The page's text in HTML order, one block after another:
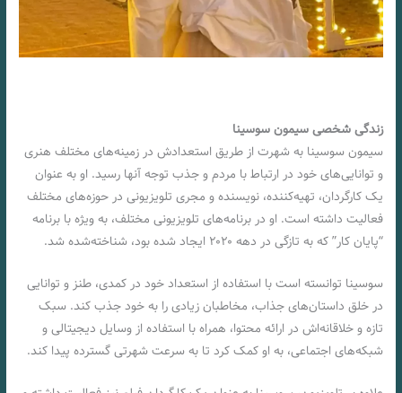
زندگی شخصی سیمون سوسینا
سیمون سوسینا به شهرت از طریق استعدادش در زمینه‌های مختلف هنری
و توانایی‌های خود در ارتباط با مردم و جذب توجه آنها رسید. او به عنوان
یک کارگردان، تهیه‌کننده، نویسنده و مجری تلویزیونی در حوزه‌های مختلف
فعالیت داشته است. او در برنامه‌های تلویزیونی مختلف، به ویژه با برنامه
“پایان کار” که به تازگی در دهه ۲۰۲۰ ایجاد شده بود، شناخته‌شده شد.
سوسینا توانسته است با استفاده از استعداد خود در کمدی، طنز و توانایی
در خلق داستان‌های جذاب، مخاطبان زیادی را به خود جذب کند. سبک
تازه و خلاقانه‌اش در ارائه محتوا، همراه با استفاده از وسایل دیجیتالی و
شبکه‌های اجتماعی، به او کمک کرد تا به سرعت شهرتی گسترده پیدا کند.